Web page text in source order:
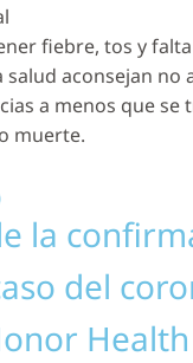
fiebre, tos y
aconsejan no
a menos que se
muerte.
la
del